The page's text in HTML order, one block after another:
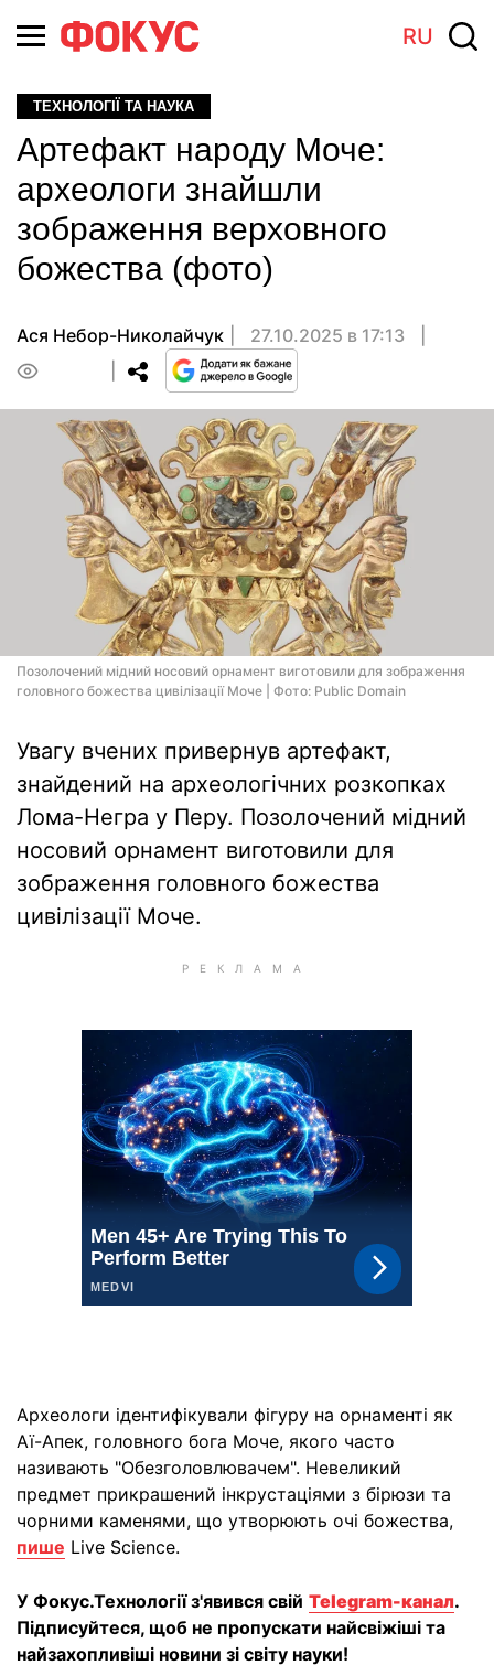
RU
ТЕХНОЛОГІЇ ТА НАУКА
Артефакт народу Моче:
археологи знайшли
зображення верховного
божества (фото)
Ася Небор-Николайчук
27.10.2025 в 17:13
Позолочений мідний носовий орнамент виготовили для зображення
головного божества цивілізації Моче | Фото: Public Domain
Увагу вчених привернув артефакт,
знайдений на археологічних розкопках
Лома-Негра у Перу. Позолочений мідний
носовий орнамент виготовили для
зображення головного божества
цивілізації Моче.
Археологи ідентифікували фігуру на орнаменті як
Аї-Апек, головного бога Моче, якого часто
називають "Обезголовлювачем". Невеликий
предмет прикрашений інкрустаціями з бірюзи та
чорними каменями, що утворюють очі божества,
пише Live Science.
У Фокус.Технології з'явився свій Telegram-канал.
Підписуйтеся, щоб не пропускати найсвіжіші та
найзахопливіші новини зі світу науки!